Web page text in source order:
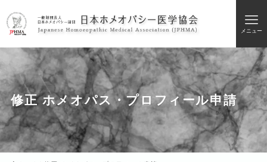
メニュー
修正 ホメオパス・プロフィール申請